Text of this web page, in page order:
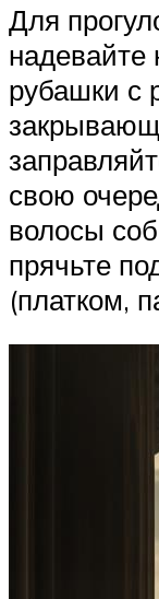
Для
надевайте
рубашки с
свою
волосы
прячьте
(платком,